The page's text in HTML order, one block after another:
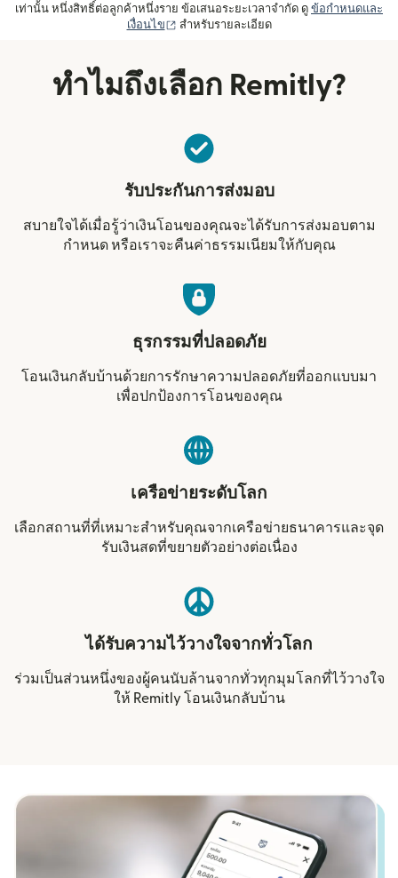
เท่านั้น หนึ่งสิทธิ์ต่อลูกค้าหนึ่งราย ข้อเสนอระยะเวลาจำกัด ดู ข้อกำหนดและ
เงื่อนไข
(เปิดในหน้าต่างใหม่)
สำหรับรายละเอียด
ทำไมถึงเลือก Remitly?
รับประกันการส่งมอบ
สบายใจได้เมื่อรู้ว่าเงินโอนของคุณจะได้รับการส่งมอบตาม
กำหนด หรือเราจะคืนค่าธรรมเนียมให้กับคุณ
ธุรกรรมที่ปลอดภัย
โอนเงินกลับบ้านด้วยการรักษาความปลอดภัยที่ออกแบบมา
เพื่อปกป้องการโอนของคุณ
เครือข่ายระดับโลก
เลือกสถานที่ที่เหมาะสำหรับคุณจากเครือข่ายธนาคารและจุด
รับเงินสดที่ขยายตัวอย่างต่อเนื่อง
ได้รับความไว้วางใจจากทั่วโลก
ร่วมเป็นส่วนหนึ่งของผู้คนนับล้านจากทั่วทุกมุมโลกที่ไว้วางใจ
ให้ Remitly โอนเงินกลับบ้าน